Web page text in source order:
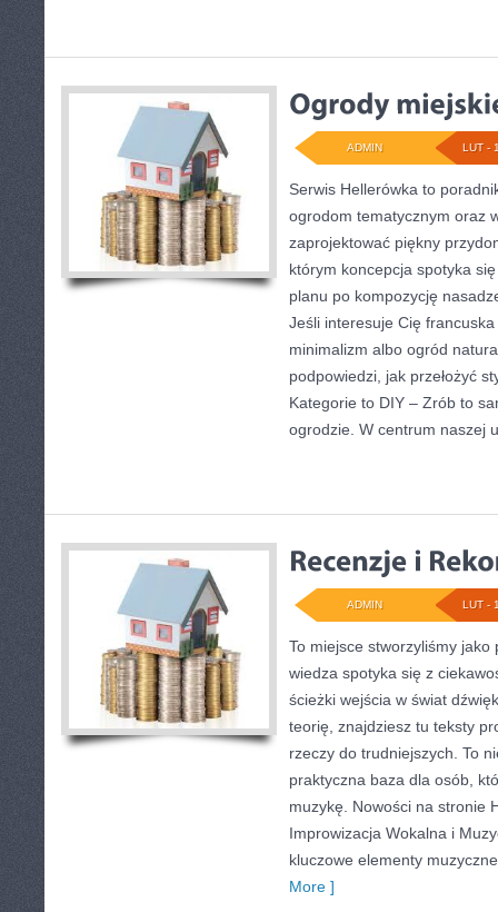
LUT -
ADMIN
Serwis Hellerówka to
ogrodom tematycznym oraz
zaprojektować piękny
którym koncepcja spotyka
planu po kompozycję
Jeśli interesuje Cię
minimalizm albo ogród
podpowiedzi, jak przełożyć
Kategorie to DIY – Zrób to
ogrodzie. W centrum naszej
LUT -
ADMIN
To miejsce stworzyliśmy
wiedza spotyka się z
ścieżki wejścia w świat
teorię, znajdziesz tu teksty
rzeczy do trudniejszych. To
praktyczna baza dla osób,
muzykę. Nowości na stronie
Improwizacja Wokalna i
kluczowe elementy
More ]